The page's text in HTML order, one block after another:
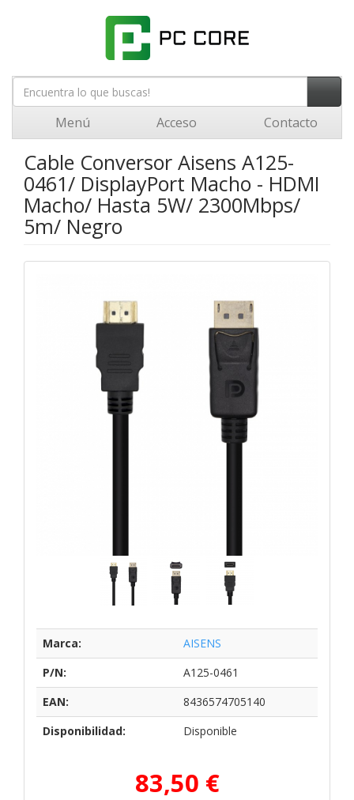
Menú Acceso Contacto
Cable Conversor Aisens A125-
0461/ DisplayPort Macho - HDMI
Macho/ Hasta 5W/ 2300Mbps/
5m/ Negro
Marca:
AISENS
P/N:
A125-0461
EAN:
8436574705140
Disponibilidad:
Disponible
83,50 €